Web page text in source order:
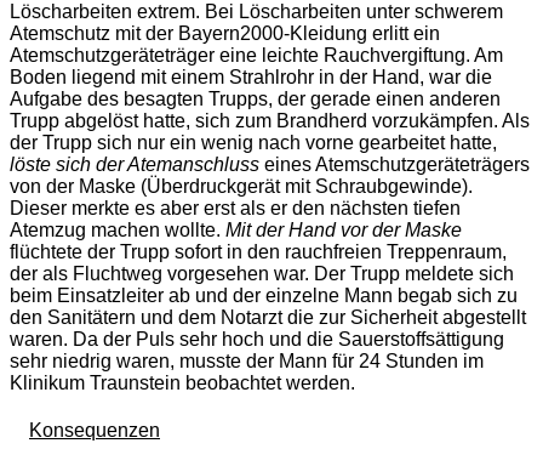
Löscharbeiten extrem. Bei Löscharbeiten unter schwerem
Atemschutz mit der Bayern2000-Kleidung erlitt ein
Atemschutzgeräteträger eine leichte Rauchvergiftung. Am
Boden liegend mit einem Strahlrohr in der Hand, war die
Aufgabe des besagten Trupps, der gerade einen anderen
Trupp abgelöst hatte, sich zum Brandherd vorzukämpfen. Als
der Trupp sich nur ein wenig nach vorne gearbeitet hatte,
löste sich der Atemanschluss eines Atemschutzgeräteträgers
von der Maske (Überdruckgerät mit Schraubgewinde).
Dieser merkte es aber erst als er den nächsten tiefen
Atemzug machen wollte. Mit der Hand vor der Maske
flüchtete der Trupp sofort in den rauchfreien Treppenraum,
der als Fluchtweg vorgesehen war. Der Trupp meldete sich
beim Einsatzleiter ab und der einzelne Mann begab sich zu
den Sanitätern und dem Notarzt die zur Sicherheit abgestellt
waren. Da der Puls sehr hoch und die Sauerstoffsättigung
sehr niedrig waren, musste der Mann für 24 Stunden im
Klinikum Traunstein beobachtet werden.
Konsequenzen